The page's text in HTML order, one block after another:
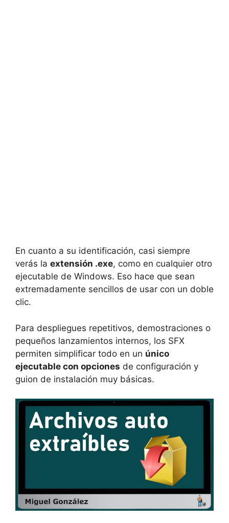
En cuanto a su identificación, casi siempre
verás la extensión .exe, como en cualquier otro
ejecutable de Windows. Eso hace que sean
extremadamente sencillos de usar con un doble
clic.
Para despliegues repetitivos, demostraciones o
pequeños lanzamientos internos, los SFX
permiten simplificar todo en un único
ejecutable con opciones de configuración y
guion de instalación muy básicas.